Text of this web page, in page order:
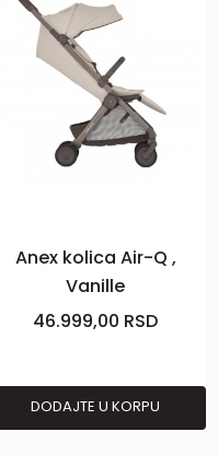
Anex kolica Air-Q ,
Vanille
46.999,00 RSD
DODAJTE U KORPU